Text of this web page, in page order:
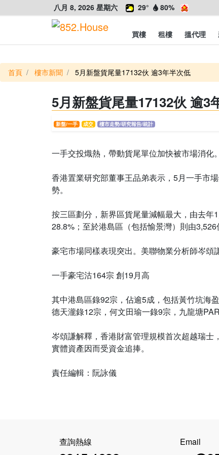
八月 8, 2026 星期六 29° 80%
買樓 租樓 搵代理
首頁 樓市新聞 5月新盤貨尾量17132伙 逾3年半次低
5月新盤貨尾量17132伙 逾3
新盤/一手 成交 樓市走勢/研究報告/統計
一手交投熾熱，帶動貨尾單位加快被市場消化
香港置業研究部董事王品弟表示，5月一手市
勢。
按三區劃分，新界區貨尾量減幅最大，由去
28.8%；至於港島區（包括愉景灣）則由3,526
豪宅市場同樣表現突出。美聯物業分析師岑頌
一手豪宅沽164宗 創19月高
其中港島區錄92宗，佔逾5成，包括黃竹坑海
德天瀧錄12宗，何文田瑜一錄9宗，九龍塘
岑頌謙解釋，香港財富管理規模首次超越瑞
實體資產因而受資金追捧。
查詢熱線 Email